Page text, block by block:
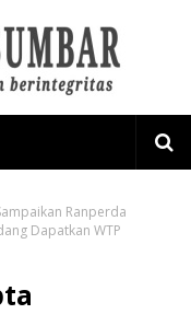
Ranperda
Dapatkan WTP